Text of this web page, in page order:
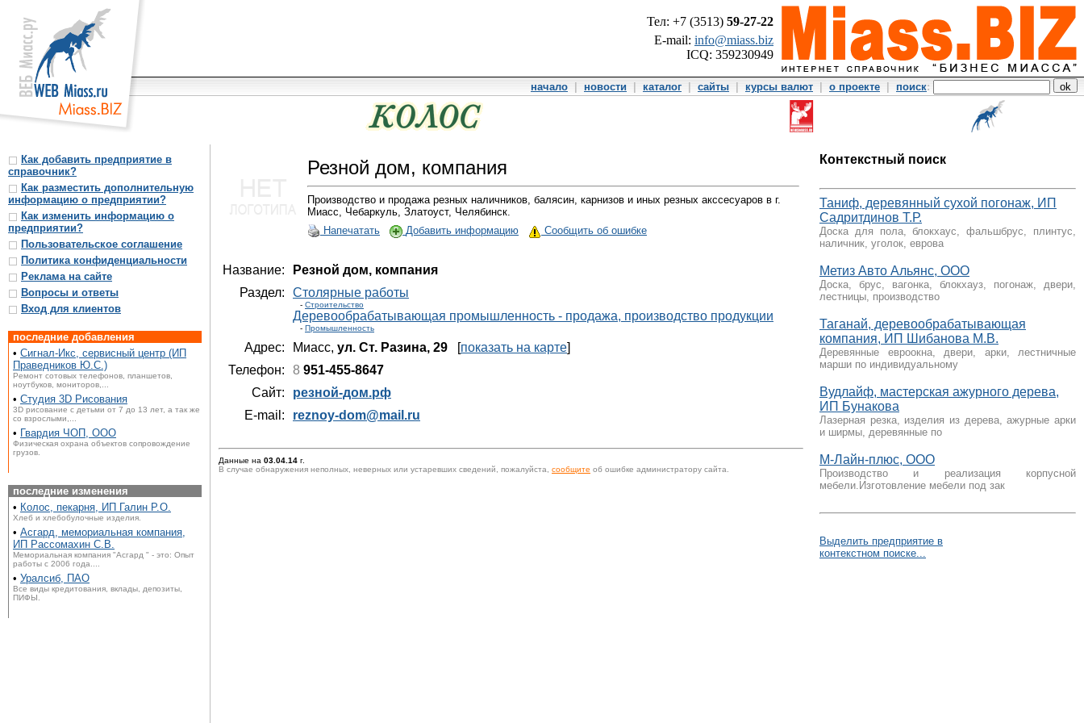
Тел: +7 (3513) 59-27-22
E-mail: info@miass.biz
ICQ: 359230949
начало новости каталог| сайты курсы валют о проекте поиск:
Как добавить предприятие в
справочник?
Как разместить дополнительную
информацию о предприятии?
Как изменить информацию о
предприятии?
Пользовательское соглашение
Политика конфиденциальности
Реклама на сайте
Вопросы и ответы
Вход для клиентов
последние добавления
• Сигнал-Икс, сервисный центр (ИП
Праведников Ю.С.)
Ремонт сотовых телефонов, планшетов,
ноутбуков, мониторов,...
• Студия 3D Рисования
3D рисование с детьми от 7 до 13 лет, а так же
со взрослыми,...
• Гвардия ЧОП, ООО
Физическая охрана объектов сопровождение
грузов.
последние изменения
• Колос, пекарня, ИП Галин Р.О.
Хлеб и хлебобулочные изделия.
• Асгард, мемориальная компания,
ИП Рассомахин С.В.
Мемориальная компания "Асгард " - это: Опыт
работы с 2006 года....
• Уралсиб, ПАО
Все виды кредитования, вклады, депозиты,
ПИФЫ.
Резной дом, компания
Производство и продажа резных наличников, балясин, карнизов и иных резных акссесуаров в г.
Миасс, Чебаркуль, Златоуст, Челябинск.
Напечатать
Добавить информацию Сообщить об ошибке
Название:
Резной дом, компания
Раздел:
Столярные работы
- Строительство
Деревообрабатывающая промышленность - продажа, производство продукции
- Промышленность
Адрес: Миасс, ул. Ст. Разина, 29 [показать на карте]
Телефон:
8 951-455-8647
Сайт:
резной-дом.рф
E-mail:
reznoy-dom@mail.ru
Данные на 03.04.14 г.
В случае обнаружения неполных, неверных или устаревших сведений, пожалуйста, сообщите об ошибке администратору сайта.
Контекстный поиск
Таниф, деревянный сухой погонаж, ИП
Садритдинов Т.Р.
Доска для пола, блокхаус, фальшбрус, плинтус,
наличник, уголок, еврова
Метиз Авто Альянс, ООО
Доска, брус, вагонка, блокхауз, погонаж, двери,
лестницы, производство
Таганай, деревообрабатывающая
компания, ИП Шибанова М.В.
Деревянные евроокна, двери, арки, лестничные
марши по индивидуальному
Вудлайф, мастерская ажурного дерева,
ИП Бунакова
Лазерная резка, изделия из дерева, ажурные арки
и ширмы, деревянные по
М-Лайн-плюс, ООО
Производство и реализация корпусной
мебели.Изготовление мебели под зак
Выделить предприятие в
контекстном поиске...